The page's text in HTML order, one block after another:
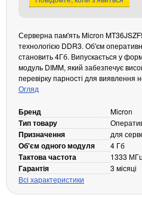
Аксесуари
Хаби і кардридери
Фильтри та стабілізатори
Павербанки
Кабелі, роз'єми, перехідники
Аксесуари для ноутбуків
Акумулятори
Зовнішні блоки живлення
Периферійні пристрої
Монітори
Клавіатури, миші, комплекти
Серверна пам'ять Micron
технологією DDR3. Об'єм
становить 4Гб. Випускається у
модуль DIMM, який забезпечує
перевірку парності для виявлення
Огляд
Бренд Micron
Тип товару
Призначення для
Об'єм одного модуля 4 Гб
Тактова частота 1333 МГц
Гарантія
3 місяці
Всі характеристики